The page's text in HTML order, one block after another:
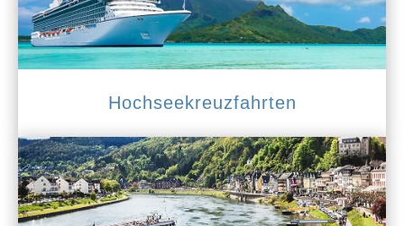
Hochseekreuzfahrten